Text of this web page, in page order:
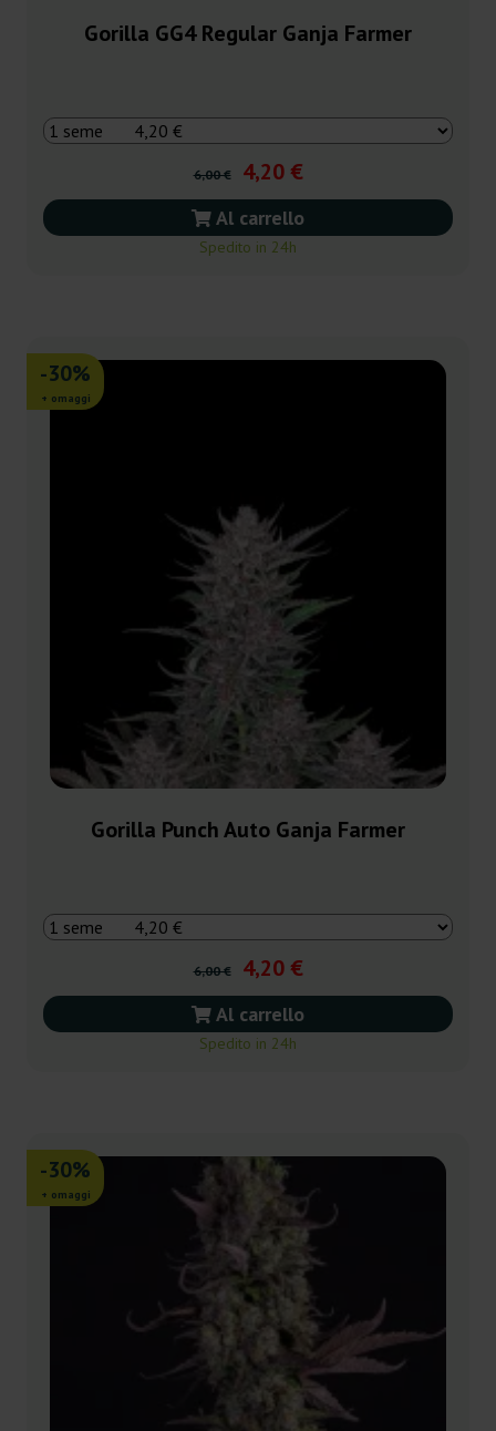
Gorilla GG4 Regular Ganja Farmer
6,00 € 4,20 €
Al carrello
Spedito in 24h
-30%
+ omaggi
Gorilla Punch Auto Ganja Farmer
6,00 € 4,20 €
Al carrello
Spedito in 24h
-30%
+ omaggi